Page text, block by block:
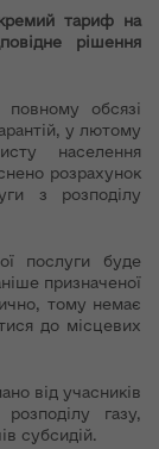
тариф на
рішення
обсязі
у лютому
населення
розрахунок
з розподілу
послуги буде
призначеної
тому немає
до місцевих
від учасників
газу,
субсидій.